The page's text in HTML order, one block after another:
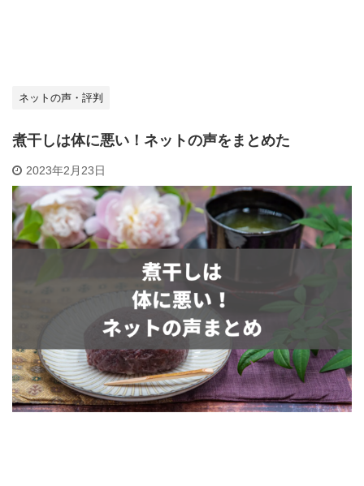
ネットの声・評判
煮干しは体に悪い！ネットの声をまとめた
2023年2月23日